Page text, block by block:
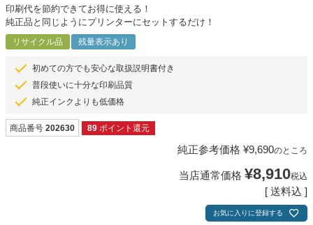
印刷代を節約できてお得に使える！
純正品と同じようにプリンターにセットするだけ！
リサイクル品 残量表示あり
初めての方でも安心な取扱説明書付き
普段使いに十分な印刷品質
純正インクよりも低価格
商品番号 202630 89 ポイント還元
純正参考価格 ¥9,690のところ
当店通常価格 ¥8,910税込
送料込
お気に入りに登録する